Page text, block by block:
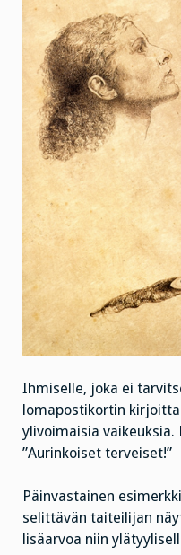
Ihmiselle, joka ei
lomapostikortin
ylivoimaisia vaikeuksia.
”Aurinkoiset terveiset!”
Päinvastainen
selittävän taiteilijan
lisäarvoa niin